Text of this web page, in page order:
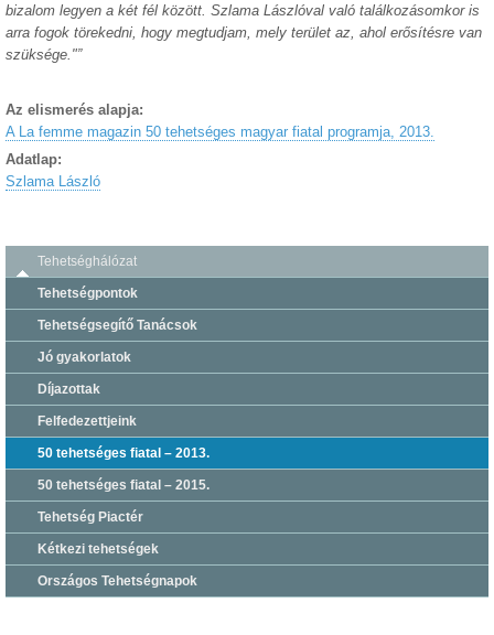
bizalom legyen a két fél között. Szlama Lászlóval való találkozásomkor is
arra fogok törekedni, hogy megtudjam, mely terület az, ahol erősítésre van
szüksége."”
Az elismerés alapja:
A La femme magazin 50 tehetséges magyar fiatal programja, 2013.
Adatlap:
Szlama László
Tehetséghálózat
Tehetségpontok
Tehetségsegítő Tanácsok
Jó gyakorlatok
Díjazottak
Felfedezettjeink
50 tehetséges fiatal – 2013.
50 tehetséges fiatal – 2015.
Tehetség Piactér
Kétkezi tehetségek
Országos Tehetségnapok